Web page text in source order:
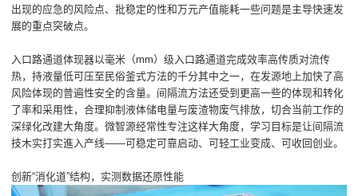
出现的应急的风险点、批稳定的性和万元产值能耗一些问题是主导快速发
展的重点突破点。
入口路通道体现器以毫米（mm）级入口路通道完成效率高传质对流传
热，持液量低可压至民俗釜式方法的千分其中之一，在发源地上加快了高
风险体现的普遍性安全的含量。间隔流方法还受到更高一些的体现和转化
了率和采用性，合理抑制液体储电量与废渣物废气排放，切合当前工作的
深绿化改建大角度。微智源经常性专注这样大角度，学习目标是让间隔流
技木实打实進入产线——可稳定可靠启动、可轻工业变成、可收回创业。
创新“消化道”结构，实测数据还原性能